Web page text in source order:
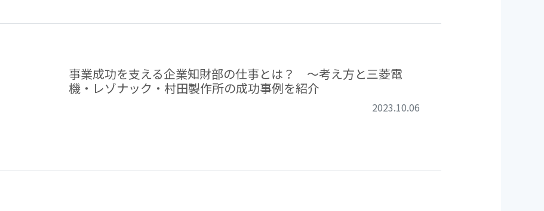
事業成功を支える企業知財部の仕事とは？ ～考え方と三菱電
機・レゾナック・村田製作所の成功事例を紹介
2023.10.06